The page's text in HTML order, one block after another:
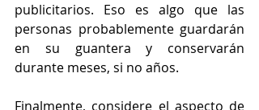
publicitarios. Eso es algo que las
personas probablemente guardarán
en su guantera y conservarán
durante meses, si no años.
Finalmente, considere el aspecto de